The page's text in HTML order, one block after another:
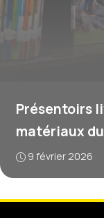
Présentoirs
matériaux
9 février 2026